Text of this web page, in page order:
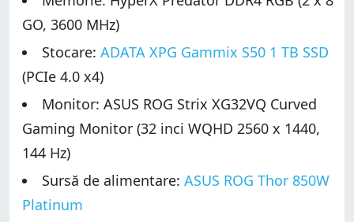
GO, 3600 MHz)
Stocare: ADATA XPG Gammix S50 1 TB SSD
(PCIe 4.0 x4)
Monitor: ASUS ROG Strix XG32VQ Curved
Gaming Monitor (32 inci WQHD 2560 x 1440,
144 Hz)
Sursă de alimentare: ASUS ROG Thor 850W
Platinum